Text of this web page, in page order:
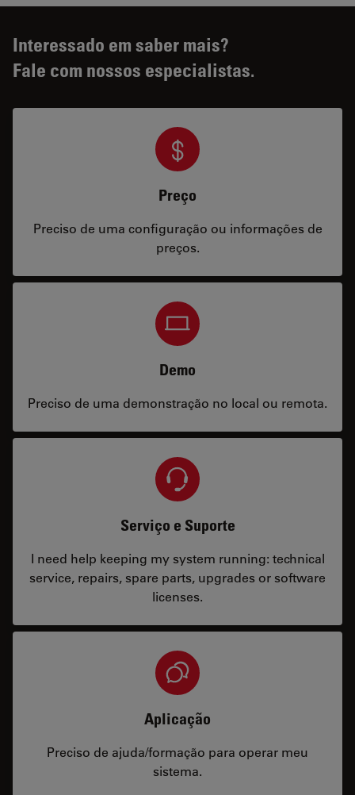
Interessado em saber mais?
Fale com nossos especialistas.
Preço
Preciso de uma configuração ou informações de
preços.
Demo
Preciso de uma demonstração no local ou remota.
Serviço e Suporte
I need help keeping my system running: technical
service, repairs, spare parts, upgrades or software
licenses.
Aplicação
Preciso de ajuda/formação para operar meu
sistema.